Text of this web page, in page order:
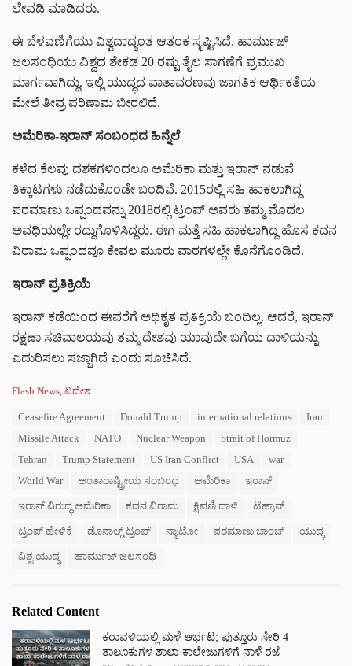
ಲೇವಡಿ ಮಾಡಿದರು.
ಈ ಬೆಳವಣಿಗೆಯು ವಿಶ್ವದಾದ್ಯಂತ ಆತಂಕ ಸೃಷ್ಟಿಸಿದೆ. ಹಾರ್ಮುಜ್
ಜಲಸಂಧಿಯು ವಿಶ್ವದ ಶೇಕಡ 20 ರಷ್ಟು ತೈಲ ಸಾಗಣೆಗೆ ಪ್ರಮುಖ
ಮಾರ್ಗವಾಗಿದ್ದು, ಇಲ್ಲಿ ಯುದ್ಧದ ವಾತಾವರಣವು ಜಾಗತಿಕ ಆರ್ಥಿಕತೆಯ
ಮೇಲೆ ತೀವ್ರ ಪರಿಣಾಮ ಬೀರಲಿದೆ.
ಅಮೆರಿಕಾ-ಇರಾನ್ ಸಂಬಂಧದ ಹಿನ್ನೆಲೆ
ಕಳೆದ ಕೆಲವು ದಶಕಗಳಿಂದಲೂ ಅಮೆರಿಕಾ ಮತ್ತು ಇರಾನ್ ನಡುವೆ
ತಿಕ್ಕಾಟಗಳು ನಡೆದುಕೊಂಡೇ ಬಂದಿವೆ. 2015ರಲ್ಲಿ ಸಹಿ ಹಾಕಲಾಗಿದ್ದ
ಪರಮಾಣು ಒಪ್ಪಂದವನ್ನು 2018ರಲ್ಲಿ ಟ್ರಂಪ್ ಅವರು ತಮ್ಮ ಮೊದಲ
ಅವಧಿಯಲ್ಲೇ ರದ್ದುಗೊಳಿಸಿದ್ದರು. ಈಗ ಮತ್ತೆ ಸಹಿ ಹಾಕಲಾಗಿದ್ದ ಹೊಸ ಕದನ
ವಿರಾಮ ಒಪ್ಪಂದವೂ ಕೇವಲ ಮೂರು ವಾರಗಳಲ್ಲೇ ಕೊನೆಗೊಂಡಿದೆ.
ಇರಾನ್ ಪ್ರತಿಕ್ರಿಯೆ
ಇರಾನ್ ಕಡೆಯಿಂದ ಈವರೆಗೆ ಅಧಿಕೃತ ಪ್ರತಿಕ್ರಿಯೆ ಬಂದಿಲ್ಲ. ಆದರೆ, ಇರಾನ್
ರಕ್ಷಣಾ ಸಚಿವಾಲಯವು ತಮ್ಮ ದೇಶವು ಯಾವುದೇ ಬಗೆಯ ದಾಳಿಯನ್ನು
ಎದುರಿಸಲು ಸಜ್ಜಾಗಿದೆ ಎಂದು ಸೂಚಿಸಿದೆ.
C
Flash News ವಿದೇಶ
Ceasefire Agreement Donald Trump international relations
Iran
Missile Attack
NATO Nuclear Weapon
Strait of Hormuz
Tehran
Trump Statement US Iran Conflict USA
war
World War
ಅಂತಾರಾಷ್ಟ್ರೀಯ ಸಂಬಂಧ ಅಮೆರಿಕಾ ಇರಾನ್
ಇರಾನ್ ವಿರುದ್ಧ ಅಮೆರಿಕಾ ಕದನ ವಿರಾಮ ಕ್ಷಿಪಣಿ ದಾಳಿ ಟೆಹ್ರಾನ್
ಟ್ರಂಪ್ ಹೇಳಿಕೆ ಡೊನಾಲ್ಡ್ ಟ್ರಂಪ್ ನ್ಯಾಟೋ ಪರಮಾಣು ಬಾಂಬ್ ಯುದ್ಧ
ವಿಶ್ವ ಯುದ್ಧ ಹಾರ್ಮುಜ್ ಜಲಸಂಧಿ
Related Content
ಕರಾವಳಿಯಲ್ಲಿ ಮಳೆ ಆರ್ಭಟ; ಪುತ್ತೂರು ಸೇರಿ 4
ತಾಲೂಕುಗಳ ಶಾಲಾ-ಕಾಲೇಜುಗಳಿಗೆ ನಾಳೆ ರಜೆ